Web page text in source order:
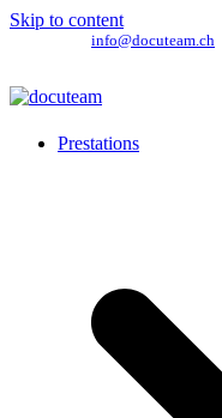
Skip to content
info@docuteam.ch
Prestations